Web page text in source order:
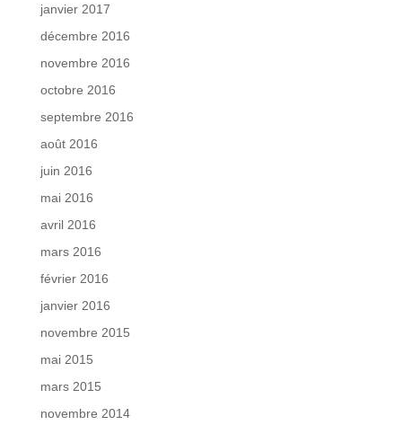
janvier 2017
décembre 2016
novembre 2016
octobre 2016
septembre 2016
août 2016
juin 2016
mai 2016
avril 2016
mars 2016
février 2016
janvier 2016
novembre 2015
mai 2015
mars 2015
novembre 2014